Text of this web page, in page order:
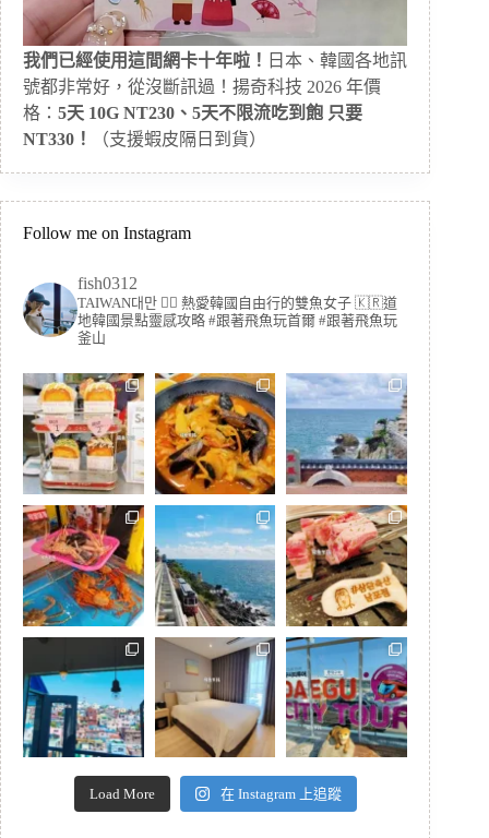
我們已經使用這間網卡十年啦！ 日本、韓國各地訊
號都非常好，從沒斷訊過！揚奇科技 2026 年價
格： 5天 10G NT230、5天不限流吃到飽 只要
NT330！
（支援蝦皮隔日到貨）
Follow me on Instagram
fish0312
TAIWAN대만 🏳️‍🌈 熱愛韓國自由行的雙魚女子 🇰🇷道
地韓國景點靈感攻略 #跟著飛魚玩首爾 #跟著飛魚玩
釜山
Load More 在 Instagram 上追蹤